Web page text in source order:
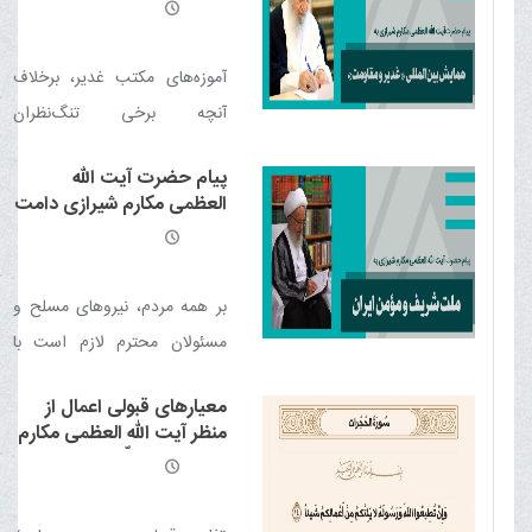
آموزه‌های مکتب غدیر، برخلاف
آنچه برخی تنگ‌نظران
مهم‌ترین محورهای اجتماع،
همگرایی و وحدت امت اسلامی
پیام حضرت آیت الله
العظمی مکارم شیرازی دامت
برکاته به ملت شریف و
بر همه مردم، نیروهای مسلح و
مسئولان محترم لازم است با
هرگونه وسوسه تفرقه‌افکن و با
تمسک به رهنمودهای رهبری
استقامت ادامه دهند تا
معیارهای قبولی اعمال از
منظر آیت الله العظمی مکارم
شیرازی مدّ ظلّه العالی